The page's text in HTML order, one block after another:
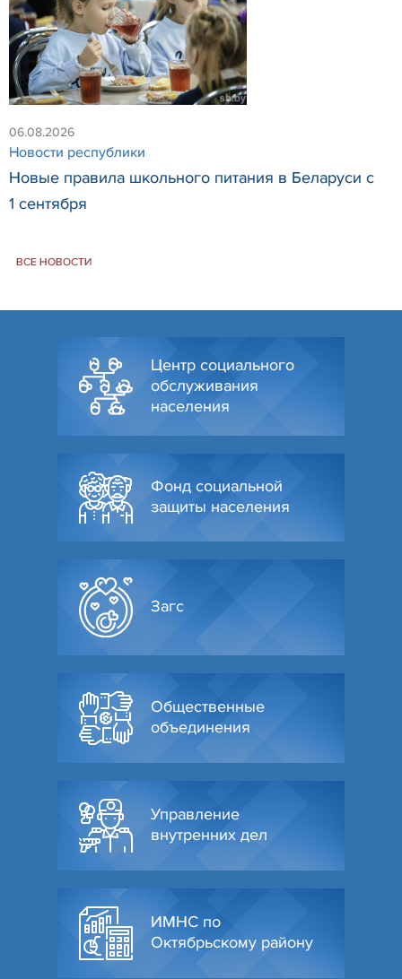
06.08.2026
Новости республики
Новые правила школьного питания в Беларуси с
1 сентября
ВСЕ НОВОСТИ
Центр социального
обслуживания
населения
Фонд социальной
защиты населения
Загс
Общественные
объединения
Управление
внутренних дел
ИМНС по
Октябрьскому району